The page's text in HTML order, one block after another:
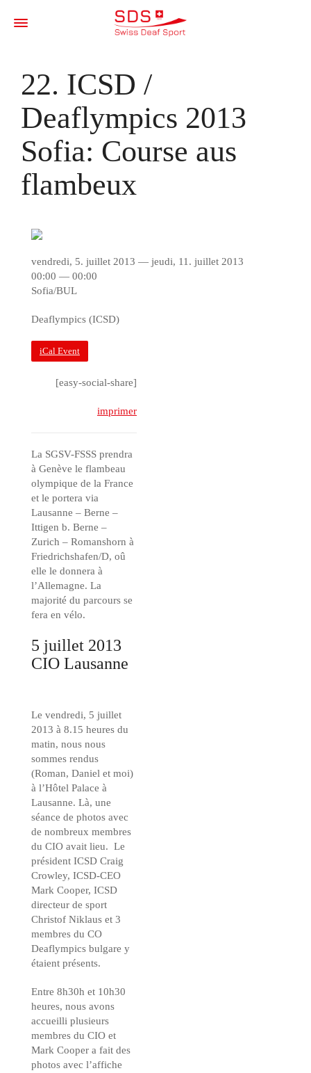
22. ICSD /
Deaflympics 2013
Sofia: Course aus
flambeux
[easy-social-share]
imprimer
La SGSV-FSSS prendra
à Genève le flambeau
olympique de la France
et le portera via
Lausanne – Berne –
Ittigen b. Berne –
Zurich – Romanshorn à
Friedrichshafen/D, oû
elle le donnera à
l’Allemagne. La
majorité du parcours se
fera en vélo.
5 juillet 2013
CIO Lausanne
Le vendredi, 5 juillet
2013 à 8.15 heures du
matin, nous nous
sommes rendus
(Roman, Daniel et moi)
à l’Hôtel Palace à
Lausanne. Là, une
séance de photos avec
de nombreux membres
du CIO avait lieu. Le
président ICSD Craig
Crowley, ICSD-CEO
Mark Cooper, ICSD
directeur de sport
Christof Niklaus et 3
membres du CO
Deaflympics bulgare y
étaient présents.
Entre 8h30h et 10h30
heures, nous avons
accueilli plusieurs
membres du CIO et
Mark Cooper a fait des
photos avec l’affiche
vendredi, 5. juillet 2013 — jeudi, 11. juillet 2013
00:00 — 00:00
Sofia/BUL
Deaflympics (ICSD)
iCal Event